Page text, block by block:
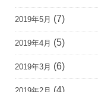
2019年5月 (7)
2019年4月 (5)
2019年3月 (6)
(4)